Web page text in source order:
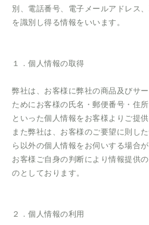
別、電話番号、電子メールアドレス
を識別し得る情報をいいます。
１．個人情報の取得
弊社は、お客様に弊社の商品及びサ
ためにお客様の氏名・郵便番号・住
といった個人情報をお客様よりご提
また弊社は、お客様のご要望に則し
ら以外の個人情報をお伺いする場合
お客様ご自身の判断により情報提供
のとしております。
２．個人情報の利用